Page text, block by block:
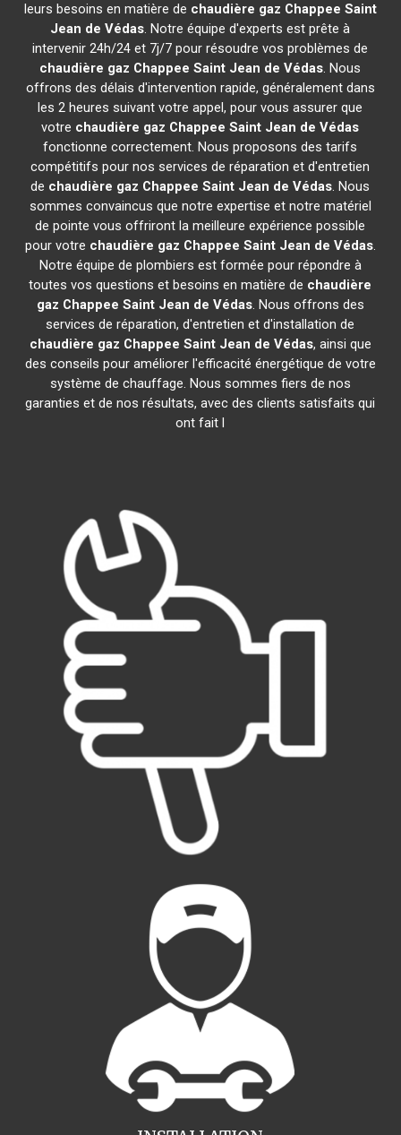
leurs besoins en matière de chaudière gaz Chappee Saint
Jean de Védas. Notre équipe d'experts est prête à
intervenir 24h/24 et 7j/7 pour résoudre vos problèmes de
chaudière gaz Chappee Saint Jean de Védas. Nous
offrons des délais d'intervention rapide, généralement dans
les 2 heures suivant votre appel, pour vous assurer que
votre chaudière gaz Chappee Saint Jean de Védas
fonctionne correctement. Nous proposons des tarifs
compétitifs pour nos services de réparation et d'entretien
de chaudière gaz Chappee Saint Jean de Védas. Nous
sommes convaincus que notre expertise et notre matériel
de pointe vous offriront la meilleure expérience possible
pour votre chaudière gaz Chappee Saint Jean de Védas.
Notre équipe de plombiers est formée pour répondre à
toutes vos questions et besoins en matière de chaudière
gaz Chappee Saint Jean de Védas. Nous offrons des
services de réparation, d'entretien et d'installation de
chaudière gaz Chappee Saint Jean de Védas, ainsi que
des conseils pour améliorer l'efficacité énergétique de votre
système de chauffage. Nous sommes fiers de nos
garanties et de nos résultats, avec des clients satisfaits qui
ont fait l